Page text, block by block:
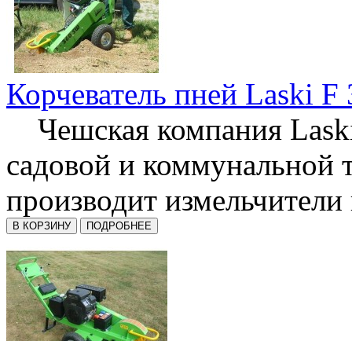
Корчеватель пней Laski
Чешская компания
садовой и коммунальной
производит